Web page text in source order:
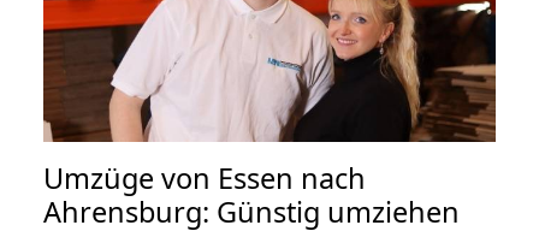
Umzüge von Essen nach
Ahrensburg: Günstig umziehen